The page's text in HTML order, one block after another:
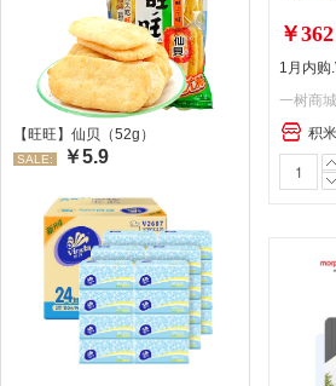
【旺旺】仙贝（52g）
SALE: ￥5.9
￥362
一树商
积